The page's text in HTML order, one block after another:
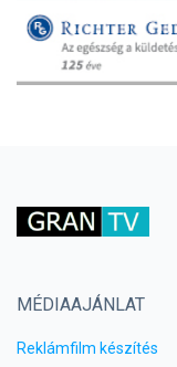
MÉDIAAJÁNLAT
Reklámfilm készítés